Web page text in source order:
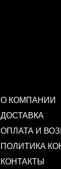
О КОМПАНИИ
ДОСТАВКА
ОПЛАТА И
ПОЛИТИКА
КОНТАКТЫ